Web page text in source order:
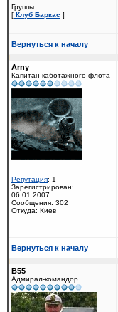
Группы
[ Клуб Баркас ]
Вернуться к началу
Arny
Капитан каботажного флота
Репутация: 1
Зарегистрирован:
06.01.2007
Сообщения: 302
Откуда: Киев
Вернуться к началу
B55
Адмирал-командор